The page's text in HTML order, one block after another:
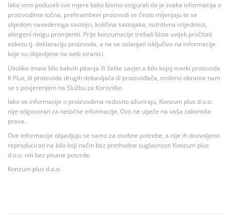
Iako smo poduzeli sve mjere kako bismo osigurali da je svaka informacija o
proizvodima točna, prehrambeni proizvodi se često mijenjaju te se
slijedom navedenoga sastojci, količina sastojaka, nutritivna vrijednost,
alergeni mogu promjeniti. Prije konzumacije trebali biste uvijek pročitati
etiketu tj. deklaraciju proizvoda, a ne se oslanjati isključivo na informacije
koje su objavljene na web stranici.
Ukoliko imate bilo kakvih pitanja ili želite savjet o bilo kojoj marki proizvoda
K Plus, ili proizvoda drugih dobavljača ili proizvođača, molimo obratite nam
se s povjerenjem na Službu za Korisnike.
Iako se informacije o proizvodima redovito ažuriraju, Konzum plus d.o.o.
nije odgovoran za netočne informacije. Ovo ne utječe na vaša zakonska
prava.
Ove informacije objavljuju se samo za osobne potrebe, a nije ih dozvoljeno
reproducirati na bilo koji način bez prethodne suglasnosti Konzum plus
d.o.o. niti bez pisane potvrde.
Konzum plus d.o.o.